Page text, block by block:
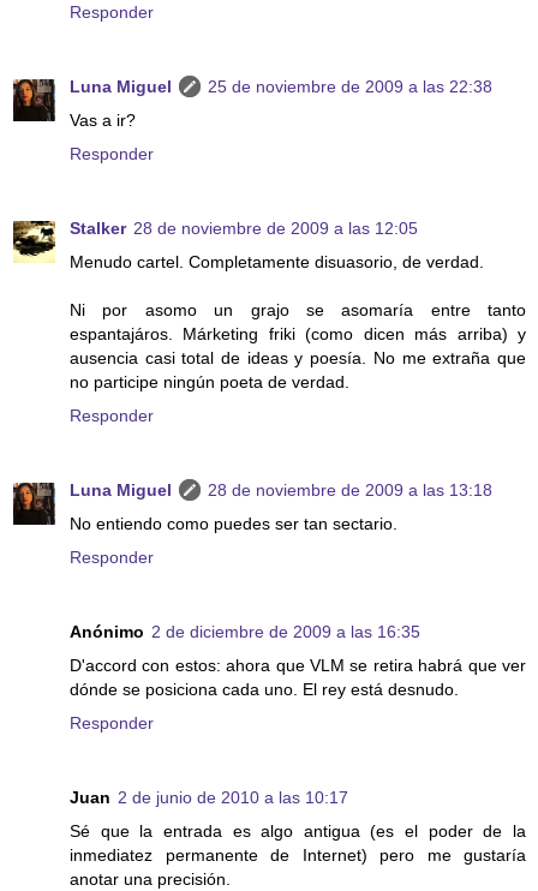
Responder
Luna Miguel
25 de noviembre de 2009 a las 22:38
Vas a ir?
Responder
Stalker 28 de noviembre de 2009 a las 12:05
Menudo cartel. Completamente disuasorio, de verdad.
Ni por asomo un grajo se asomaría entre tanto
espantajáros. Márketing friki (como dicen más arriba) y
ausencia casi total de ideas y poesía. No me extraña que
no participe ningún poeta de verdad.
Responder
Luna Miguel
28 de noviembre de 2009 a las 13:18
No entiendo como puedes ser tan sectario.
Responder
Anónimo 2 de diciembre de 2009 a las 16:35
D'accord con estos: ahora que VLM se retira habrá que ver
dónde se posiciona cada uno. El rey está desnudo.
Responder
Juan 2 de junio de 2010 a las 10:17
Sé que la entrada es algo antigua (es el poder de la
inmediatez permanente de Internet) pero me gustaría
anotar una precisión.